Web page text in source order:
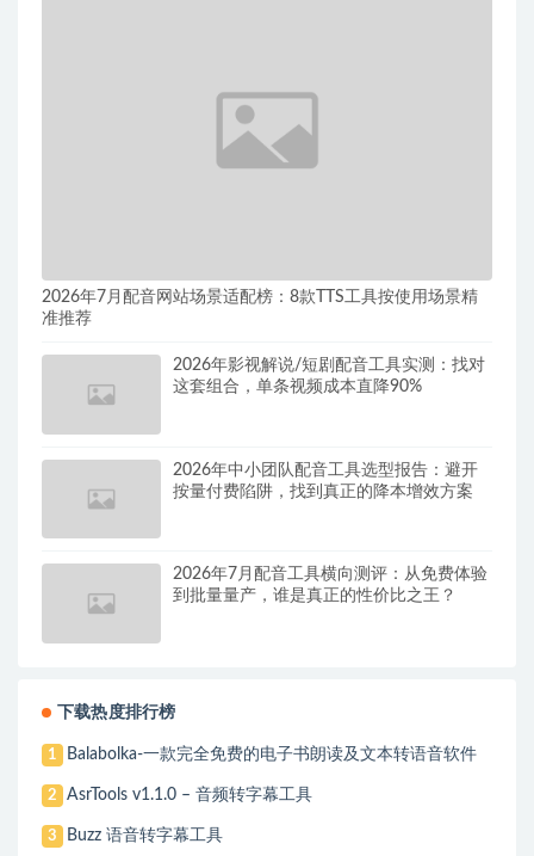
2026年7月配音网站场景适配榜：8款TTS工具按使用场景精
准推荐
2026年影视解说/短剧配音工具实测：找对
这套组合，单条视频成本直降90%
2026年中小团队配音工具选型报告：避开
按量付费陷阱，找到真正的降本增效方案
2026年7月配音工具横向测评：从免费体验
到批量量产，谁是真正的性价比之王？
下载热度排行榜
1 Balabolka-一款完全免费的电子书朗读及文本转语音软件
2 AsrTools v1.1.0 – 音频转字幕工具
3 Buzz 语音转字幕工具